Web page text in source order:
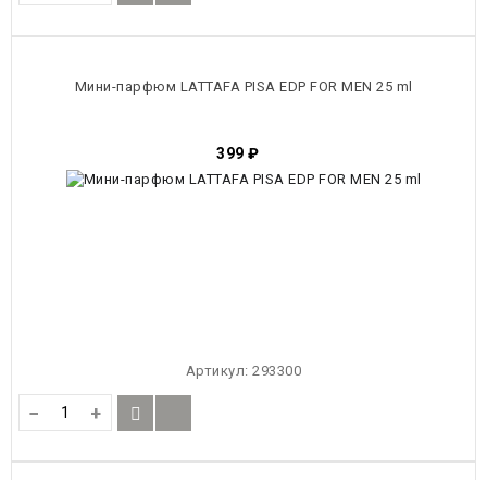
Мини-парфюм LATTAFA PISA EDP FOR MEN 25 ml
399 ₽
Артикул:293300
− +